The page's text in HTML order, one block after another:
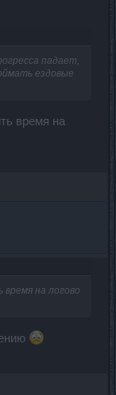
падает,
ездовые
время на
на логово